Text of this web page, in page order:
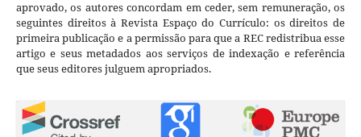
aprovado, os autores concordam em ceder, sem remuneração, os
seguintes direitos à Revista Espaço do Currículo: os direitos de
primeira publicação e a permissão para que a REC redistribua esse
artigo e seus metadados aos serviços de indexação e referência
que seus editores julguem apropriados.